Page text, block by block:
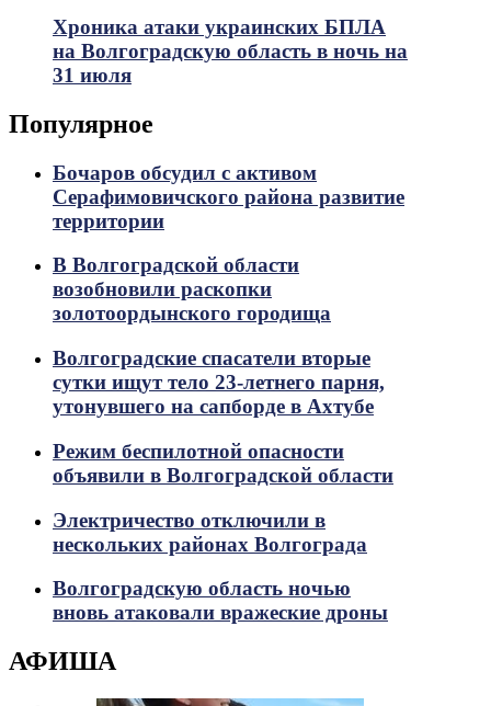
Хроника атаки украинских БПЛА
на Волгоградскую область в ночь на
31 июля
Популярное
Бочаров обсудил с активом
Серафимовичского района развитие
территории
В Волгоградской области
возобновили раскопки
золотоордынского городища
Волгоградские спасатели вторые
сутки ищут тело 23-летнего парня,
утонувшего на сапборде в Ахтубе
Режим беспилотной опасности
объявили в Волгоградской области
Электричество отключили в
нескольких районах Волгограда
Волгоградскую область ночью
вновь атаковали вражеские дроны
АФИША